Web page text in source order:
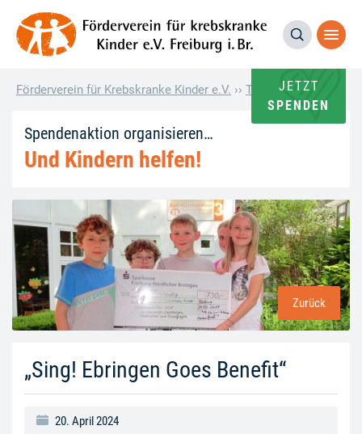
JETZT
SPENDEN
Förderverein für Krebskranke Kinder e.V. ›› Termin ›› „Sing!
Spendenaktion organisieren…
Und Kindern helfen!
„Sing! Ebringen Goes Benefit“
Zurück
20. April 2024